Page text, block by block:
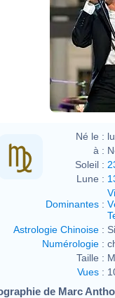
Né le :
à :
Soleil :
Lune :
Dominantes :
Astrologie Chinoise :
Numérologie :
Taille :
Vues :
de Marc